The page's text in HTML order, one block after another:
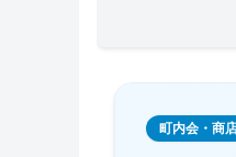
町内会・商